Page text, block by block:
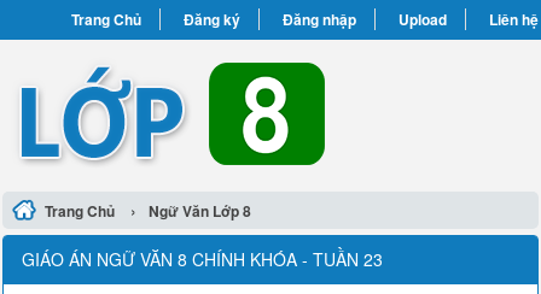
Trang Chủ Đăng ký Đăng nhập Upload Liên hệ
Trang Chủ › Ngữ Văn Lớp 8
GIÁO ÁN NGỮ VĂN 8 CHÍNH KHÓA - TUẦN 23